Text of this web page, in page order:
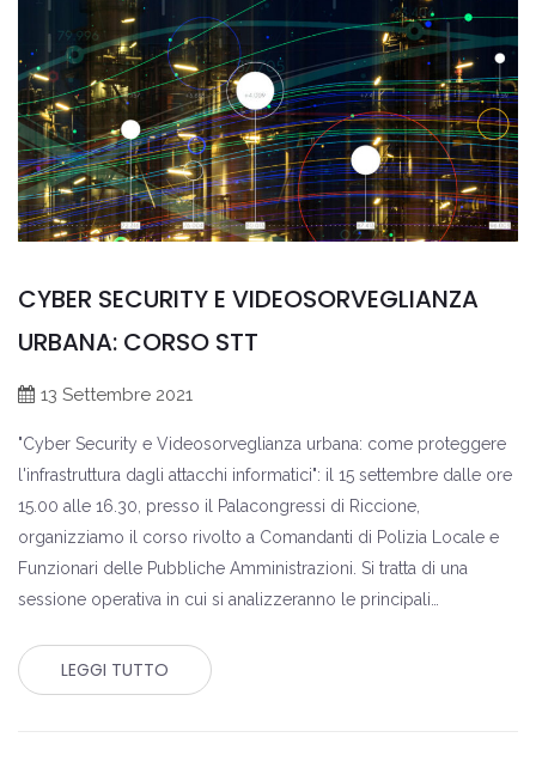
CYBER SECURITY E VIDEOSORVEGLIANZA
URBANA: CORSO STT
13 Settembre 2021
"Cyber Security e Videosorveglianza urbana: come proteggere
l'infrastruttura dagli attacchi informatici": il 15 settembre dalle ore
15.00 alle 16.30, presso il Palacongressi di Riccione,
organizziamo il corso rivolto a Comandanti di Polizia Locale e
Funzionari delle Pubbliche Amministrazioni. Si tratta di una
sessione operativa in cui si analizzeranno le principali…
LEGGI TUTTO